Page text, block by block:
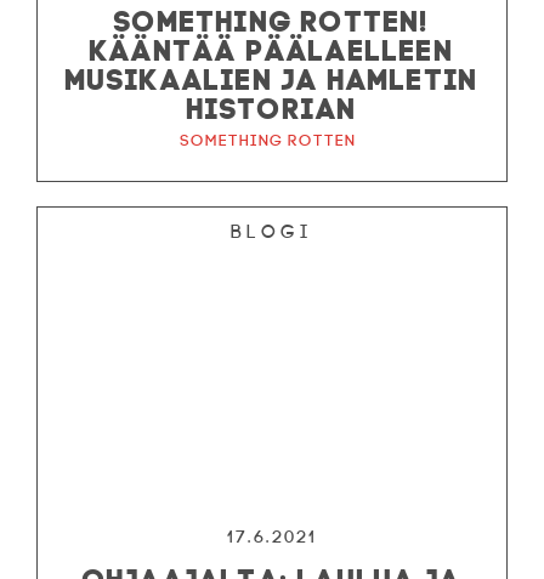
SOMETHING ROTTEN!
KÄÄNTÄÄ PÄÄLAELLEEN
MUSIKAALIEN JA HAMLETIN
HISTORIAN
Something Rotten
Blogi
17.6.2021